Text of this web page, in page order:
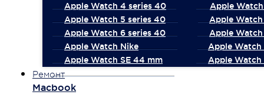
Apple Watch 4 series 40
Apple
Apple Watch 5 series 40
Apple
Apple Watch 6 series 40
Apple
Apple Watch Nike
Apple Watch
Apple Watch SE 44 mm
Apple Watch
Ремонт
Macbook